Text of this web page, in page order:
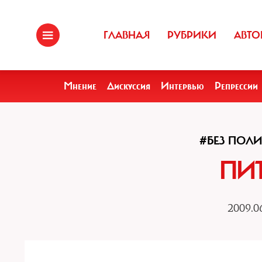
ГЛАВНАЯ РУБРИКИ
Мнение Дискуссия Интервью Репрессии
#БЕЗ